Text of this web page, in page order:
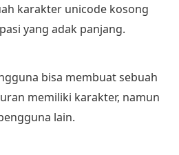
karakter unicode kosong
yang adak panjang.
bisa membuat sebuah
memiliki karakter, namun
lain.